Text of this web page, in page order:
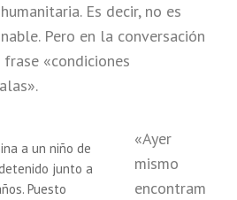
Es decir, no es
Pero en la conversación
«condiciones
a un niño de
junto a
Puesto
«Ayer
mismo
encontram